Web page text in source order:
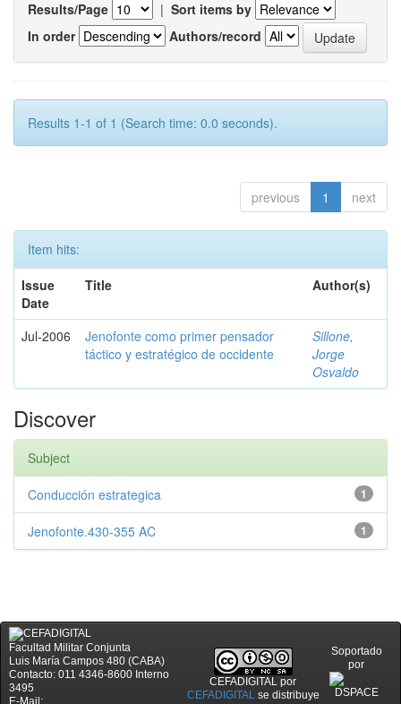
Results/Page | Sort items by
In order
Authors/record
Results 1-1 of 1 (Search time: 0.0 seconds).
previous 1 next
Item hits:
Issue
Date
Title Author(s)
Jul-2006
Jenofonte como primer pensador
táctico y estratégico de occidente
Sillone,
Jorge
Osvaldo
Discover
Subject
1
Conducción estrategica
1
Jenofonte.430-355 AC
Facultad Militar Conjunta
Luis María Campos 480 (CABA)
Contacto: 011 4346-8600 Interno
3495
E-Mail:
CEFADIGITAL por
CEFADIGITALse distribuye
Soportado
por